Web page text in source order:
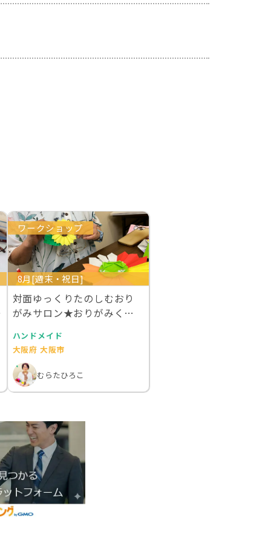
ワークショップ
8月[週末・祝日]
対面ゆっくりたのしむおり
がみサロン★おりがみくら
ハンドメイド
大阪府 大阪市
むらたひろこ